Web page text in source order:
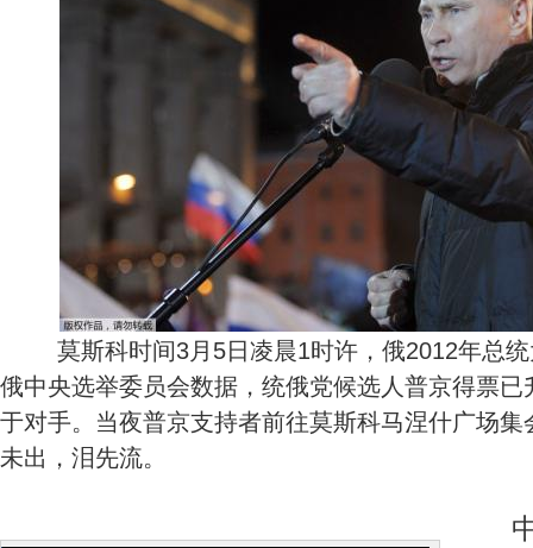
莫斯科时间3月5日凌晨1时许，俄2012年总
俄中央选举委员会数据，统俄党候选人普京得票
于对手。当夜普京支持者前往莫斯科马涅什广场
未出，泪先流。
中